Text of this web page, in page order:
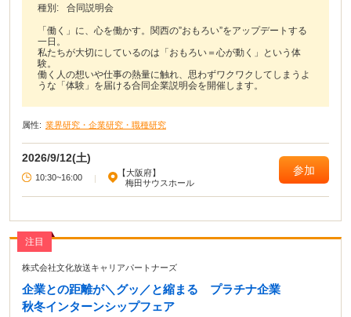
種別:
合同説明会
「働く」に、心を働かす。関西の”おもろい”をアップデートする
一日。
私たちが大切にしているのは「おもろい＝心が動く」という体
験。
働く人の想いや仕事の熱量に触れ、思わずワクワクしてしまうよ
うな「体験」を届ける合同企業説明会を開催します。
属性: 業界研究・企業研究・職種研究
2026/9/12(土)
10:30~16:00 |
【大阪府】
梅田サウスホール
参加
注目
株式会社文化放送キャリアパートナーズ
企業との距離が＼グッ／と縮まる プラチナ企業
秋冬インターンシップフェア